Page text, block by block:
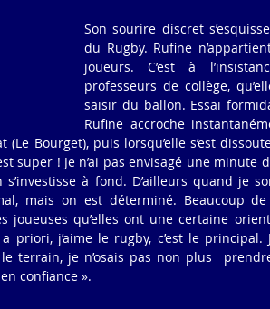
Son sourire discret
du Rugby. Rufine
joueurs. C’est à
professeurs de collège,
saisir du ballon. Essai
Rufine accroche
Bourget), puis lorsqu’elle s’est
super ! Je n’ai pas envisagé une minute
à fond. D’ailleurs quand je
mais on est déterminé. Beaucoup
qu’elles ont une certaine
priori, j’aime le rugby, c’est le principal.
terrain, je n’osais pas non plus
en confiance ».